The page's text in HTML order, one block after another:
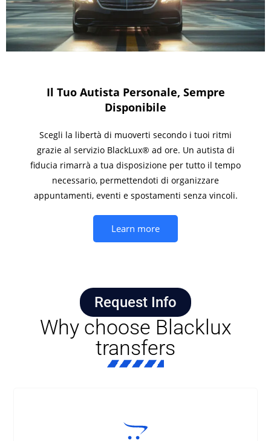
Il Tuo Autista Personale, Sempre
Disponibile
Scegli la libertà di muoverti secondo i tuoi ritmi
grazie al servizio BlackLux® ad ore. Un autista di
fiducia rimarrà a tua disposizione per tutto il tempo
necessario, permettendoti di organizzare
appuntamenti, eventi e spostamenti senza vincoli.
Learn more
Request Info
Why choose Blacklux
transfers